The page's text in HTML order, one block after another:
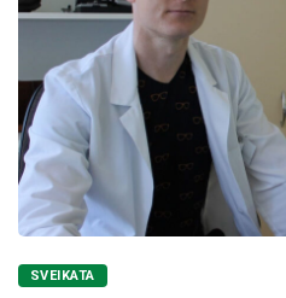
SVEIKATA